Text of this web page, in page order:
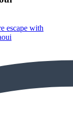
escape with